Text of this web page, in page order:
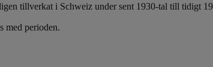
tillverkat i Schweiz under sent 1930-tal till tidigt
med perioden.